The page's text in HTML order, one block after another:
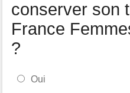
conserver son
France
?
Oui